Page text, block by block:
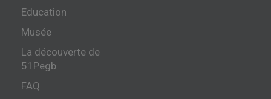
Education
Musée
La découverte de
51Pegb
FAQ